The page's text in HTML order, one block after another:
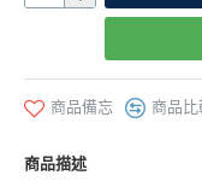
商品備忘 商品
商品描述